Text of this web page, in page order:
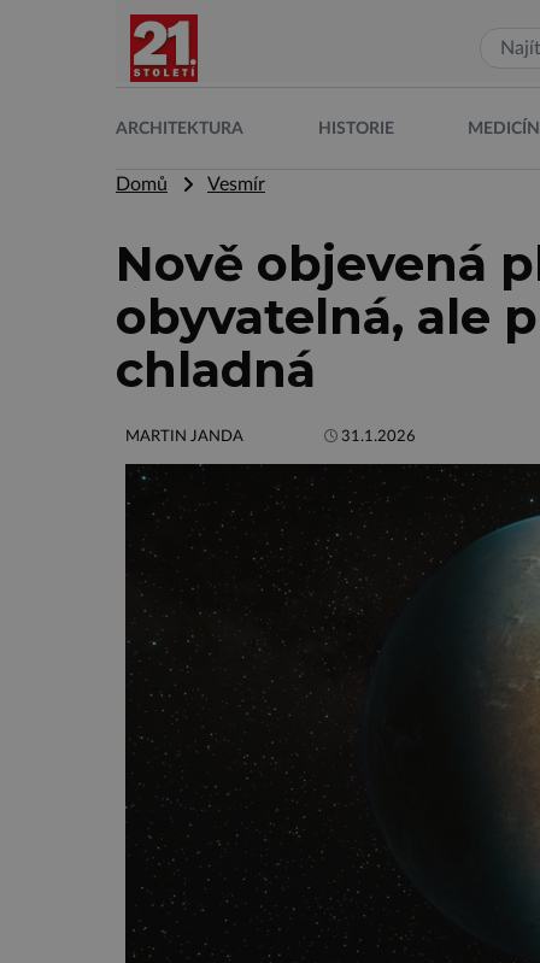
ARCHITEKTURA HISTORIE
Domů Vesmír
Nově objevená
obyvatelná, ale
chladná
MARTIN JANDA 31.1.2026